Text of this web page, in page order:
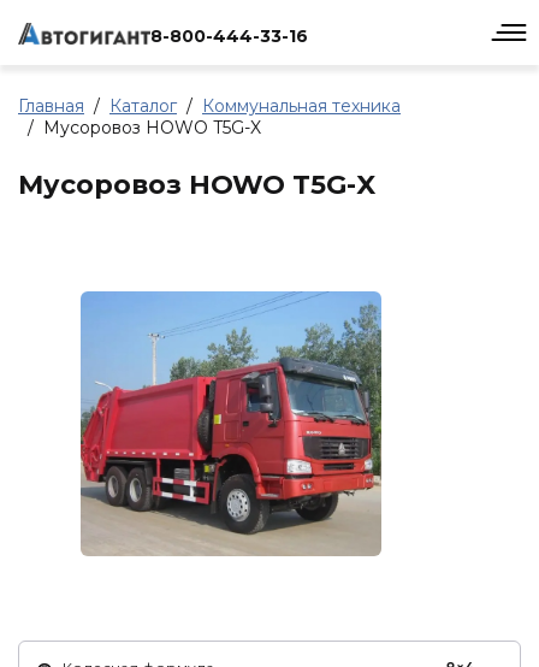
8-800-444-33-16
Главная Каталог
Коммунальная техника
Мусоровоз HOWO T5G-X
Мусоровоз HOWO T5G-X